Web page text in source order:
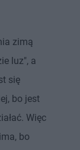
zimą
luz", a
się
bo jest
Więc
bo